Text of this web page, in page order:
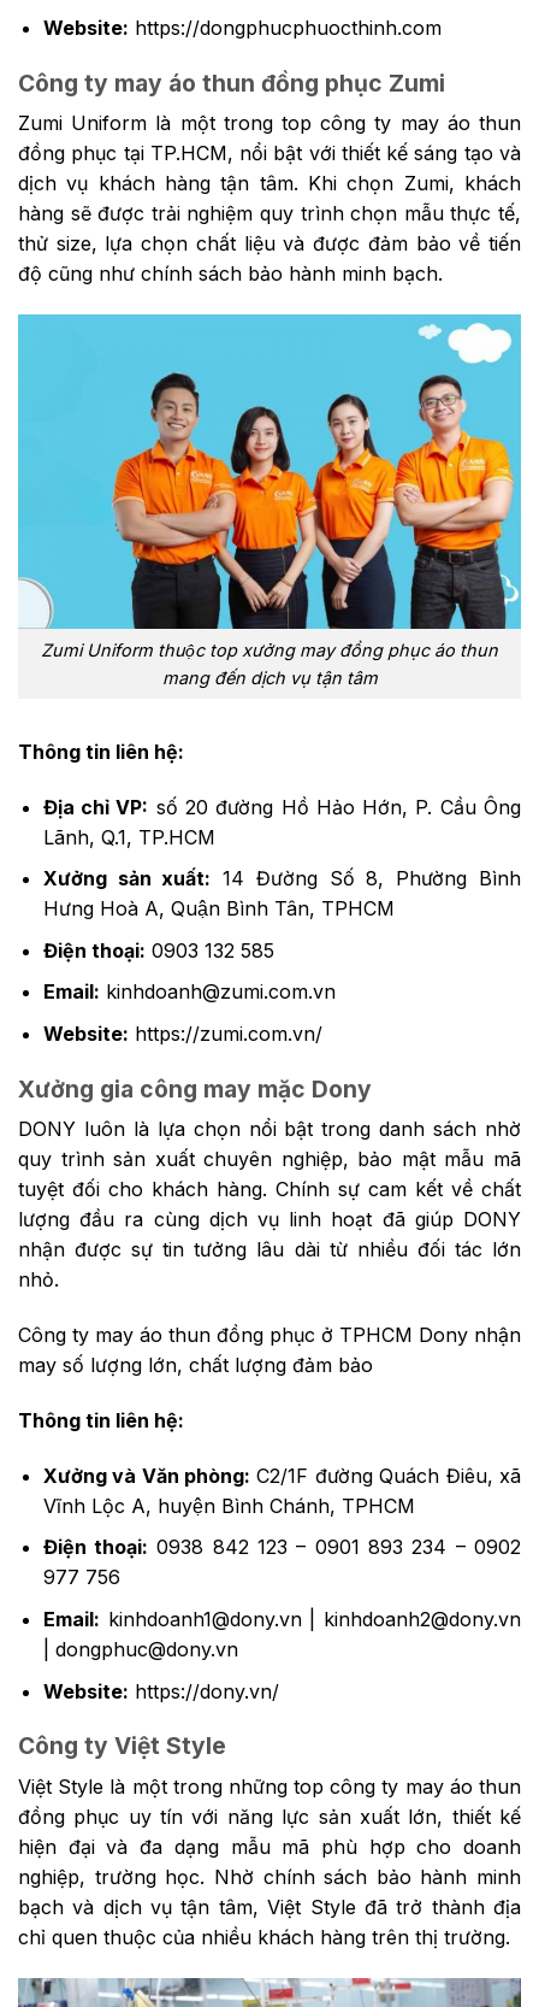
Website: https://dongphucphuocthinh.com
Công ty may áo thun đồng phục Zumi
Zumi Uniform là một trong top công ty may áo thun
đồng phục tại TP.HCM, nổi bật với thiết kế sáng tạo và
dịch vụ khách hàng tận tâm. Khi chọn Zumi, khách
hàng sẽ được trải nghiệm quy trình chọn mẫu thực tế,
thử size, lựa chọn chất liệu và được đảm bảo về tiến
độ cũng như chính sách bảo hành minh bạch.
Zumi Uniform thuộc top xưởng may đồng phục áo thun
mang đến dịch vụ tận tâm
Thông tin liên hệ:
Địa chỉ VP: số 20 đường Hồ Hảo Hớn, P. Cầu Ông
Lãnh, Q.1, TP.HCM
Xưởng sản xuất: 14 Đường Số 8, Phường Bình
Hưng Hoà A, Quận Bình Tân, TPHCM
Điện thoại: 0903 132 585
Email: kinhdoanh@zumi.com.vn
Website: https://zumi.com.vn/
Xưởng gia công may mặc Dony
DONY luôn là lựa chọn nổi bật trong danh sách nhờ
quy trình sản xuất chuyên nghiệp, bảo mật mẫu mã
tuyệt đối cho khách hàng. Chính sự cam kết về chất
lượng đầu ra cùng dịch vụ linh hoạt đã giúp DONY
nhận được sự tin tưởng lâu dài từ nhiều đối tác lớn
nhỏ.
Công ty may áo thun đồng phục ở TPHCM Dony nhận
may số lượng lớn, chất lượng đảm bảo
Thông tin liên hệ:
Xưởng và Văn phòng: C2/1F đường Quách Điêu, xã
Vĩnh Lộc A, huyện Bình Chánh, TPHCM
Điện thoại: 0938 842 123 – 0901 893 234 – 0902
977 756
Email: kinhdoanh1@dony.vn| kinhdoanh2@dony.vn
dongphuc@dony.vn
Website: https://dony.vn/
Công ty Việt Style
Việt Style là một trong những top công ty may áo thun
đồng phục uy tín với năng lực sản xuất lớn, thiết kế
hiện đại và đa dạng mẫu mã phù hợp cho doanh
nghiệp, trường học. Nhờ chính sách bảo hành minh
bạch và dịch vụ tận tâm, Việt Style đã trở thành địa
chỉ quen thuộc của nhiều khách hàng trên thị trường.